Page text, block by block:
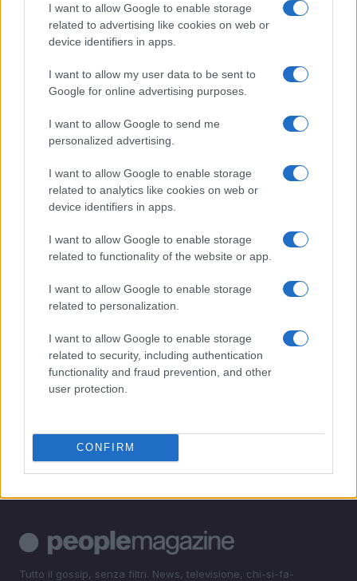
I want to allow Google to enable storage
related to advertising like cookies on web or
device identifiers in apps.
I want to allow my user data to be sent to
Google for online advertising purposes.
I want to allow Google to send me
personalized advertising.
I want to allow Google to enable storage
related to analytics like cookies on web or
device identifiers in apps.
I want to allow Google to enable storage
related to functionality of the website or app.
I want to allow Google to enable storage
related to personalization.
I want to allow Google to enable storage
related to security, including authentication
functionality and fraud prevention, and other
user protection.
CONFIRM
shower
Camilla Fiore · 1 Ago 2026
PIÙ LETTI
Forno e microonde Candy: guida pratica a cotture e
consumi
Candy smart: programmi, sensori e trucchi anti pilling
shower
La trasformazione di Chanel n.5: dal classico al
contemporaneo
Tutto il gossip, senza filtri. News, televisione, chi-si-fa-